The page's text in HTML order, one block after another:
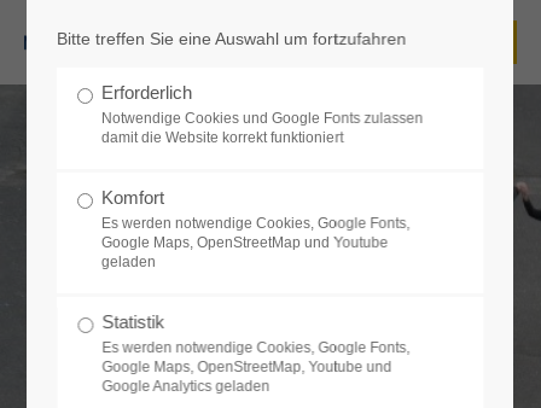
Benutzername
Passwort
Anmelden
Bitte treffen Sie eine Auswahl um fortzufahren
Erforderlich
Notwendige Cookies und Google Fonts zulassen
damit die Website korrekt funktioniert
Komfort
Es werden notwendige Cookies, Google Fonts,
Google Maps, OpenStreetMap und Youtube
geladen
Statistik
Es werden notwendige Cookies, Google Fonts,
Google Maps, OpenStreetMap, Youtube und
Google Analytics geladen